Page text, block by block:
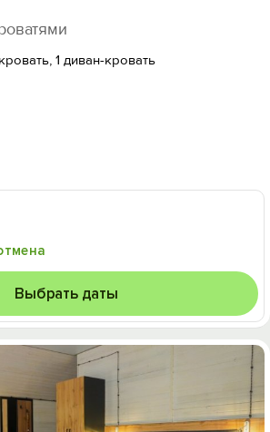
1 диван-кровать
Выбрать даты